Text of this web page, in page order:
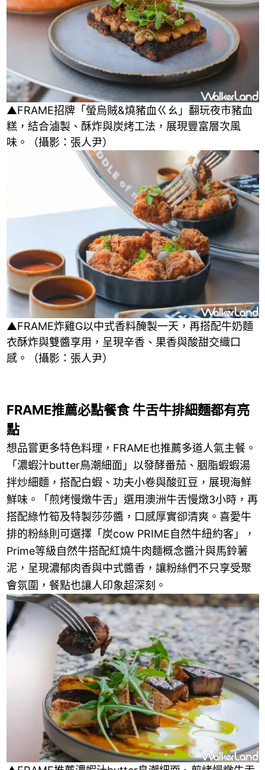
▲FRAME招牌「螢烏賊&燒豬血ㄍㄠ」翻玩夜市豬血
糕，結合滷製、酥炸與炭烤工法，展現豐富層次風
味。（攝影：張人尹）
▲FRAME炸雞G以中式香料醃製一天，再搭配牛奶麵
衣酥炸與雙醬享用，呈現辛香、果香與酸甜交織口
感。（攝影：張人尹）
FRAME推薦必點餐食 牛舌牛排細麵都有亮
點
想品嘗更多特色料理，FRAME也推薦多道人氣主餐。
「濃蝦汁butter鳥潮細面」以發酵番茄、胭脂蝦蝦湯
拌炒細麵，搭配白蝦、功夫小卷與酸豇豆，展現海鮮
鮮味。「煎烤慢燉牛舌」選用澳洲牛舌慢燉3小時，再
搭配綠竹筍及特製莎莎醬，口感厚實卻清爽。喜愛牛
排的粉絲則可選擇「炭cow PRIME自然牛紐約客」，
Prime等級自然牛搭配紅燒牛肉麵概念醬汁與馬鈴薯
泥，呈現濃郁肉香與中式醬香，讓粉絲們不只享受聚
會氛圍，餐點也讓人印象超深刻。